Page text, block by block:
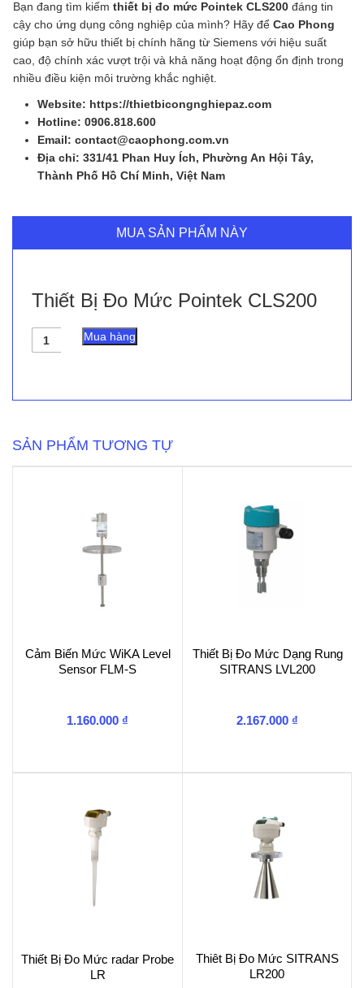
Bạn đang tìm kiếm thiết bị đo mức Pointek CLS200 đáng tin
cậy cho ứng dụng công nghiệp của mình? Hãy để Cao Phong
giúp bạn sở hữu thiết bị chính hãng từ Siemens với hiệu suất
cao, độ chính xác vượt trội và khả năng hoạt động ổn định trong
nhiều điều kiện môi trường khắc nghiệt.
Website: https://thietbicongnghiepaz.com
Hotline: 0906.818.600
Email: contact@caophong.com.vn
Địa chỉ: 331/41 Phan Huy Ích, Phường An Hội Tây,
Thành Phố Hồ Chí Minh, Việt Nam
MUA SẢN PHẨM NÀY
Thiết Bị Đo Mức Pointek CLS200
Thiết
Bị
Mua hàng
SẢN PHẨM TƯƠNG TỰ
Cảm Biến Mức WiKA Level
Sensor FLM-S
1.160.000 ₫
Thiết Bị Đo Mức Dạng Rung
SITRANS LVL200
2.167.000 ₫
Thiết Bị Đo Mức radar Probe
LR
Thiêt Bị Đo Mức SITRANS
LR200